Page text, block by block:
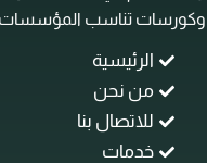
تناسب المؤسسات
الرئيسية
من نحن
للاتصال بنا
خدمات